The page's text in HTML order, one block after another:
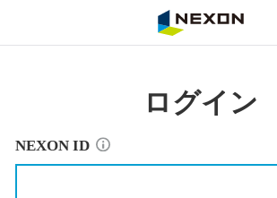
ログイン
NEXON ID